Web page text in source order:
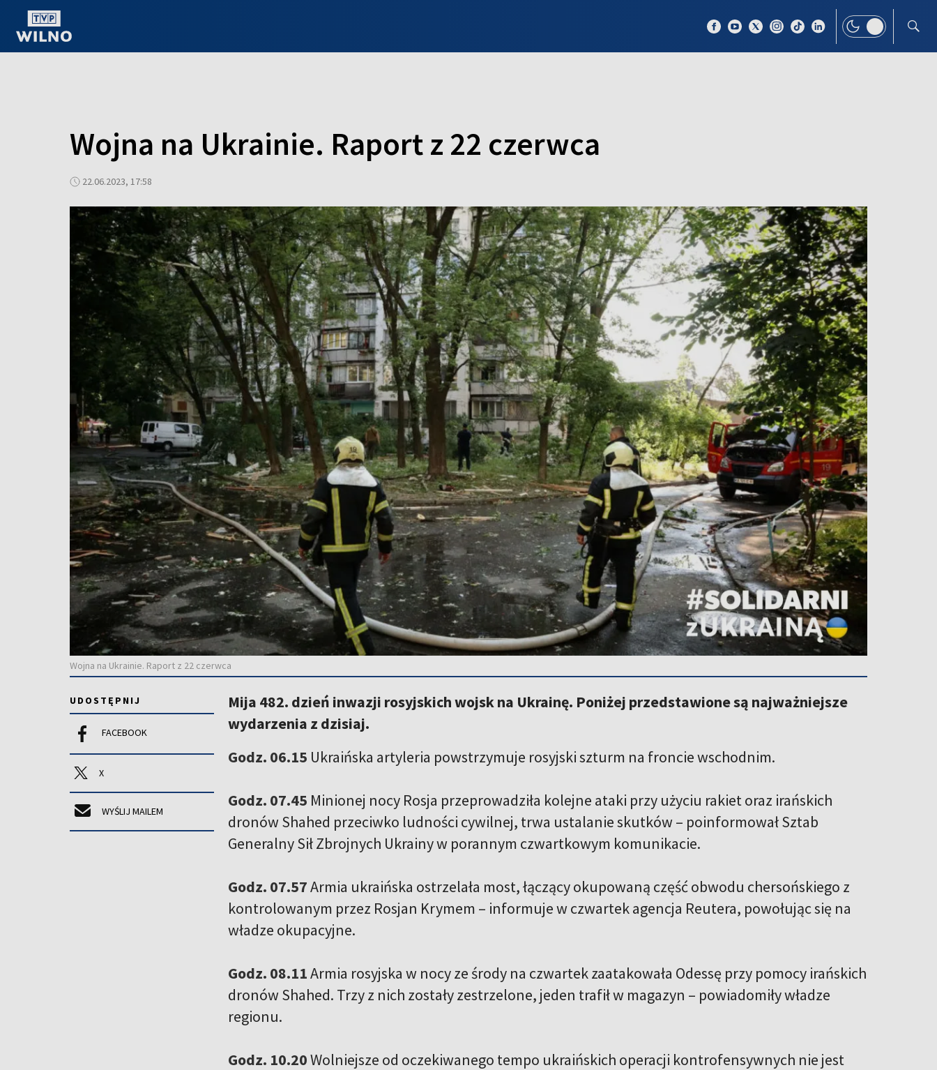
Wojna na Ukrainie. Raport z 22 czerwca
22.06.2023, 17:58
Wojna na Ukrainie. Raport z 22 czerwca
UDOSTĘPNIJ
FACEBOOK
X
WYŚLIJ MAILEM
Mija 482. dzień inwazji rosyjskich wojsk na Ukrainę. Poniżej przedstawione są najważniejsze
wydarzenia z dzisiaj.
Godz. 06.15 Ukraińska artyleria powstrzymuje rosyjski szturm na froncie wschodnim.
Godz. 07.45 Minionej nocy Rosja przeprowadziła kolejne ataki przy użyciu rakiet oraz irańskich
dronów Shahed przeciwko ludności cywilnej, trwa ustalanie skutków – poinformował Sztab
Generalny Sił Zbrojnych Ukrainy w porannym czwartkowym komunikacie.
Godz. 07.57Armia ukraińska ostrzelała most, łączący okupowaną część obwodu chersońskiego z
kontrolowanym przez Rosjan Krymem – informuje w czwartek agencja Reutera, powołując się na
władze okupacyjne.
Godz. 08.11Armia rosyjska w nocy ze środy na czwartek zaatakowała Odessę przy pomocy irańskich
dronów Shahed. Trzy z nich zostały zestrzelone, jeden trafił w magazyn – powiadomiły władze
regionu.
Godz. 10.20Wolniejsze od oczekiwanego tempo ukraińskich operacji kontrofensywnych nie jest